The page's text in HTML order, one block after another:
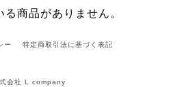
る商品がありません。
会社 L company
ー 特定商取引法に基づく表記